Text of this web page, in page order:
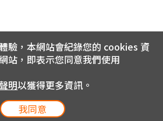
驗，本網站會紀錄您的 cookies 資
站，即表示您同意我們使用
明以獲得更多資訊。
我同意